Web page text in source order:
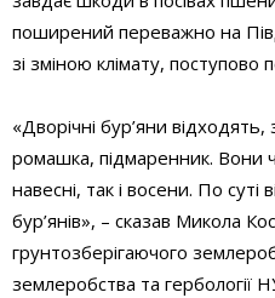
поширений переважно на
зі зміною клімату, поступово
«Дворічні бур’яни
ромашка, підмаренник. Вони
навесні, так і восени. По суті
бур’янів», – сказав Микола
грунтозберігаючого
землеробства та гербології